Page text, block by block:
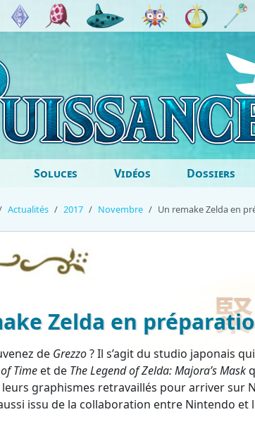
Soluces Vidéos Dossiers
Actualités 2017 Novembre Un remake Zelda en
Zelda en
de Grezzo? Il s’agit du studio japonais
Time et de The Legend of Zelda: Majora’s Mask
graphismes retravaillés pour arriver sur
issu de la collaboration entre Nintendo et